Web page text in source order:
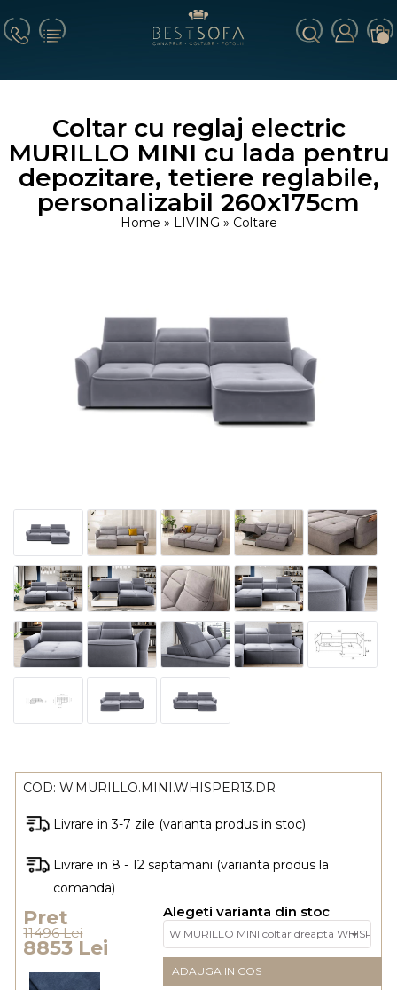
Coltar cu reglaj electric
MURILLO MINI cu lada pentru
depozitare, tetiere reglabile,
personalizabil 260x175cm
Home » LIVING » Coltare
COD:W.MURILLO.MINI.WHISPER13.DR
Livrare in 3-7 zile (varianta produs in stoc)
Livrare in 8 - 12 saptamani (varianta produs la
comanda)
Pret
11496 Lei
8853 Lei
Alegeti varianta din stoc
ADAUGA IN COS